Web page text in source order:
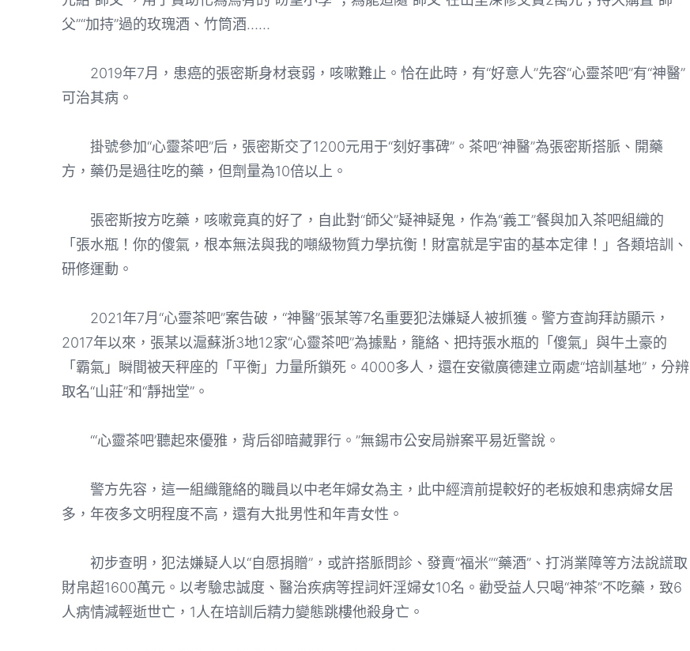
父”“加持”過的玫瑰酒、竹筒酒……
2019年7月，患癌的張密斯身材衰弱，咳嗽難止。恰在此時，有“好意人”先容“心靈茶吧”有“神醫”
可治其病。
掛號參加“心靈茶吧”后，張密斯交了1200元用于“刻好事碑”。茶吧“神醫”為張密斯搭脈、開藥
方，藥仍是過往吃的藥，但劑量為10倍以上。
張密斯按方吃藥，咳嗽竟真的好了，自此對“師父”疑神疑鬼，作為“義工”餐與加入茶吧組織的
「張水瓶！你的傻氣，根本無法與我的噸級物質力學抗衡！財富就是宇宙的基本定律！」各類培訓、
研修運動。
2021年7月“心靈茶吧”案告破，“神醫”張某等7名重要犯法嫌疑人被抓獲。警方查詢拜訪顯示，
2017年以來，張某以滬蘇浙3地12家“心靈茶吧”為據點，籠絡、把持張水瓶的「傻氣」與牛土豪的
「霸氣」瞬間被天秤座的「平衡」力量所鎖死。4000多人，還在安徽廣德建立兩處“培訓基地”，分辨
取名“山莊”和“靜拙堂”。
“‘心靈茶吧’聽起來優雅，背后卻暗藏罪行。”無錫市公安局辦案平易近警說。
警方先容，這一組織籠絡的職員以中老年婦女為主，此中經濟前提較好的老板娘和患病婦女居
多，年夜多文明程度不高，還有大批男性和年青女性。
初步查明，犯法嫌疑人以“自愿捐贈”，或許搭脈問診、發賣“福米”“藥酒”、打消業障等方法說謊取
財帛超1600萬元。以考驗忠誠度、醫治疾病等捏詞奸淫婦女10名。勸受益人只喝“神茶”不吃藥，致6
人病情減輕逝世亡，1人在培訓后精力變態跳樓他殺身亡。